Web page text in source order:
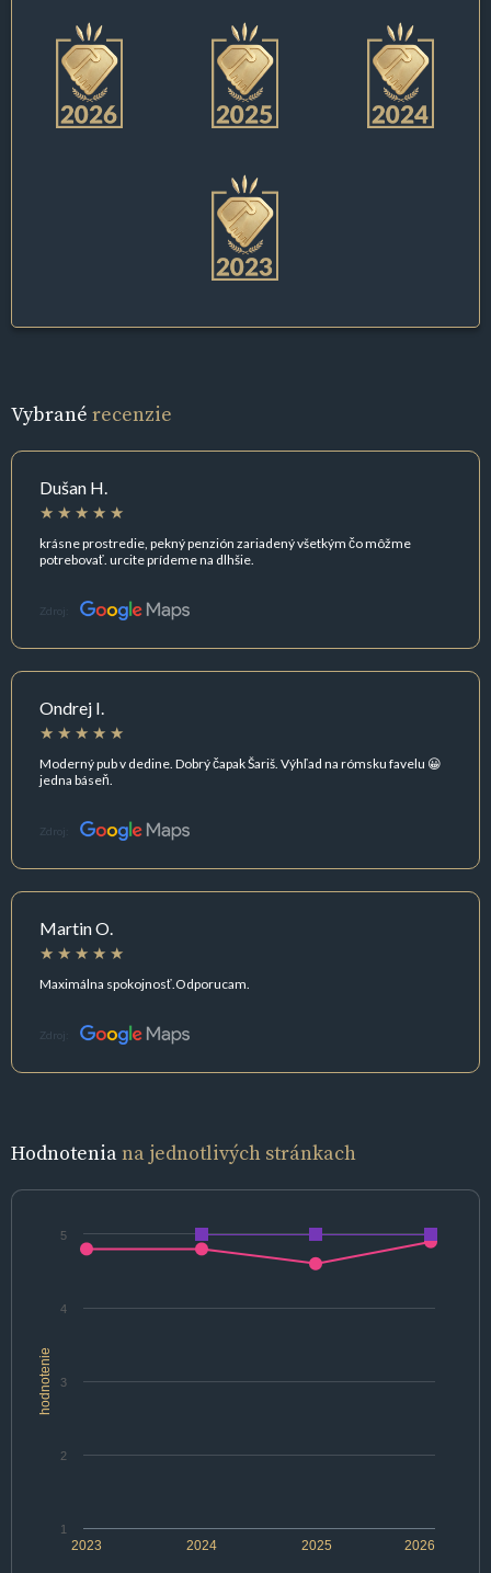
Vybrané recenzie
Dušan H.
krásne prostredie, pekný penzión zariadený všetkým čo môžme
potrebovať. urcite prídeme na dlhšie.
Zdroj:
Ondrej I.
Moderný pub v dedine. Dobrý čapak Šariš. Výhľad na rómsku favelu 😀
jedna báseň.
Zdroj:
Martin O.
Maximálna spokojnosť.Odporucam.
Zdroj:
Hodnoteniana jednotlivých stránkach
hodnotenie
2024 2026
2023 2025
1
2
3
4
5